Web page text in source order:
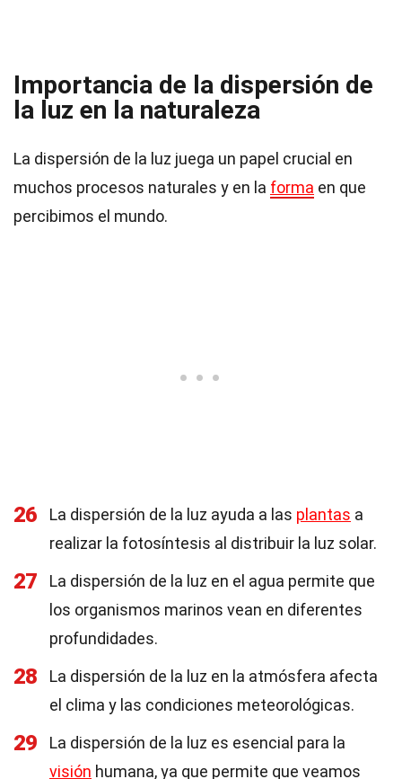
Importancia de la dispersión de
la luz en la naturaleza
La dispersión de la luz juega un papel crucial en
muchos procesos naturales y en la forma en que
percibimos el mundo.
26 La dispersión de la luz ayuda a las plantas a
realizar la fotosíntesis al distribuir la luz solar.
27
La dispersión de la luz en el agua permite que
los organismos marinos vean en diferentes
profundidades.
28
La dispersión de la luz en la atmósfera afecta
el clima y las condiciones meteorológicas.
29
La dispersión de la luz es esencial para la
visión humana, ya que permite que veamos